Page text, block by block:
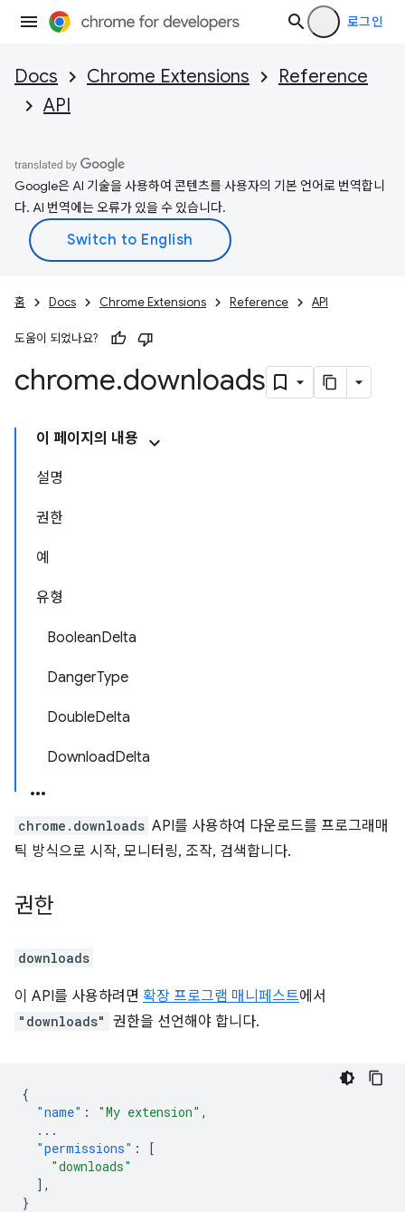
로그인
Docs Chrome Extensions
Reference
API
Google은 AI 기술을 사용하여 콘텐츠를 사용자의 기본 언어로 번역합니
다. AI 번역에는 오류가 있을 수 있습니다.
홈 Docs Chrome Extensions Reference API
도움이 되었나요?
chrome.downloads
이 페이지의 내용
설명
권한
예
유형
BooleanDelta
DangerType
DoubleDelta
DownloadDelta
chrome.downloads API를 사용하여 다운로드를 프로그래매
틱 방식으로 시작, 모니터링, 조작, 검색합니다.
권한
downloads
이 API를 사용하려면 확장 프로그램 매니페스트에서
"downloads" 권한을 선언해야 합니다.
{
"name" : "My extension" ,
...
"permissions" :
[
"downloads"
],
}